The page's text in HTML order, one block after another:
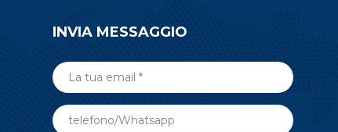
INVIA MESSAGGIO